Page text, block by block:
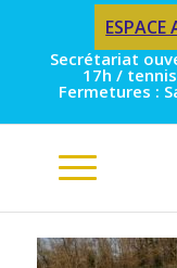
ESPACE
Secrétariat
17h /
Fermetures :